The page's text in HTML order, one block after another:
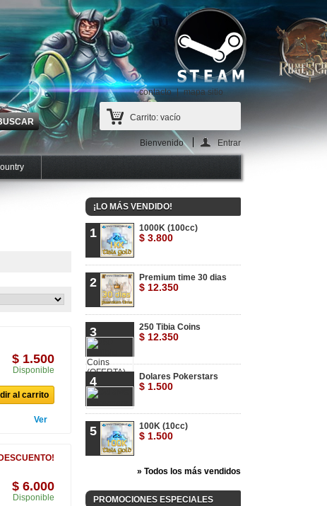
contacto mapa sitio
Carrito: vacío
Bienvenido Entrar
$ 1.500
Disponible
al carrito
Ver
$ 6.000
Disponible
¡LO MÁS VENDIDO!
1 1000K (100cc)
$ 3.800
2 Premium time 30 dias
$ 12.350
3 250 Tibia Coins
$ 12.350
4 Dolares Pokerstars
$ 1.500
5 100K (10cc)
$ 1.500
» Todos los más vendidos
PROMOCIONES ESPECIALES